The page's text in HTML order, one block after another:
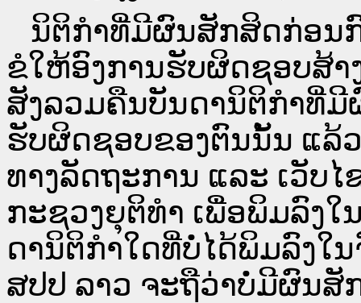
ນິ​ຕິ​ກຳ​ທີ່​ມີ​ຜົນ​ສັກ​ສິດ​ກ່ອນ​
ຂໍໃຫ້ອົງ​ການ​ຮັບ​ຜິດ​ຊອບ​ສ້າ
ສັງລວມຄືນບັນດານິຕິກໍາທີ່ມີ
ຮັບຜິດຊອບຂອງຕົນນັ້ນ ແລ້
ທາງ​ລັດ​ຖະ​ການ ແລະ ເວັບ
ກະຊວງຍຸຕິທໍາ ເພື່ອພິມລົງ
ດາ​ນິ​ຕິ​ກຳ​ໃດ​ທີ່ບໍ່​ໄດ້​ພິມ​ລົງ​ໃ
ສປ​ປ ລາວ ​ຈະຖື​ວ່າບໍ່​ມີ​ຜົນ​ສັ